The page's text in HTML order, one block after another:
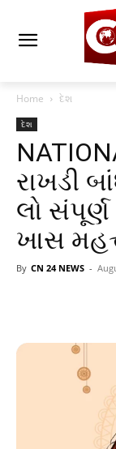
Home દેશ
દેશ
રાખડી
લો સંપૂર્ણ
ખાસ
By CN 24 NEWS -